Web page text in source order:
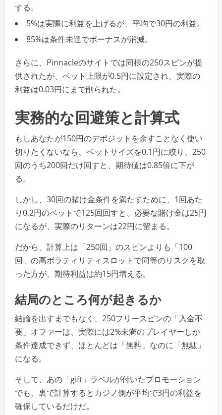
する。
5%は実際に利益を上げるが、平均で30円の利益。
85%は条件未達でボーナスが消滅。
さらに、Pinnacleのサイトでは同様の250スピンが提
供されたが、ベット上限が0.5円に設定され、実際の
利益は0.03円にまで削られた。
実務的な回避策と計算式
もしあなたが150円のデポジットを余すことなく使い
切りたくないなら、ベットサイズを0.1円に絞り、250
回のうち200回だけ回すと、期待値は0.85倍に下が
る。
しかし、30回の賭け金条件を満たすために、1回あた
り0.2円のベットで125回回すと、必要な賭け金は25円
になるが、実際のリターンは22円に留まる。
だから、計算上は「250回」のスピンよりも「100
回」の高ボラティリティスロットで同等のリスクを取
った方が、期待利益は約15円増える。
結局のところ何が起きるか
結論を出すまでもなく、250フリースピンの「入金不
要」オファーは、実際には2%未満のプレイヤーしか
条件達成できず、ほとんどは「無料」なのに「無駄」
になる。
そして、あの「gift」ラベルが付いたプロモーション
でも、裏で計算するとカジノ側が平均で3円の利益を
確保しているだけだ。